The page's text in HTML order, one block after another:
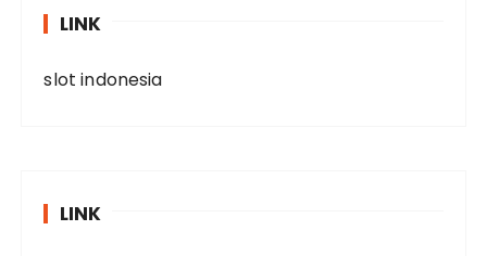
LINK
slot indonesia
LINK